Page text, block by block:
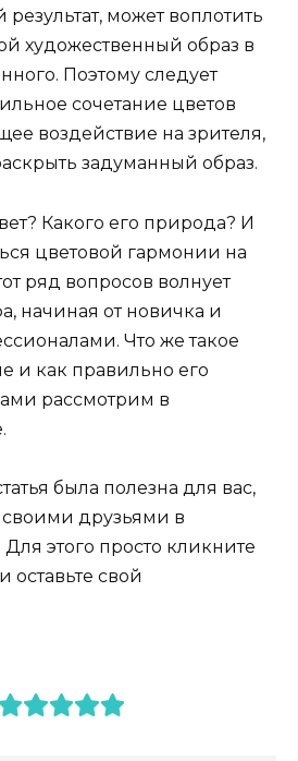
может воплотить
художественный образ в
Поэтому следует
сочетание цветов
воздействие на зрителя,
задуманный образ.
Какого его природа? И
цветовой гармонии на
ряд вопросов волнует
начиная от новичка и
Что же такое
и как правильно его
рассмотрим в
была полезна для вас,
друзьями в
этого просто кликните
свой